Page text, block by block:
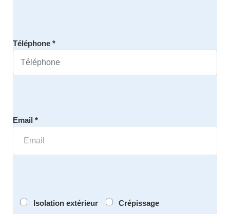
Téléphone *
Email *
Isolation extérieur
Crépissage